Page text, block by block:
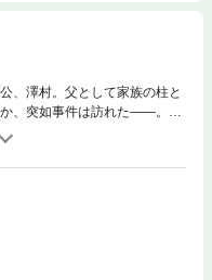
、澤村。父として家族の柱と
、突如事件は訪れた――。妻
正しく生きてきたやさしい男
たして最後に彼を救うのは、